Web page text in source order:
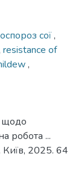
сої,
resistance of
,
щодо
робота ...
Київ, 2025. 64